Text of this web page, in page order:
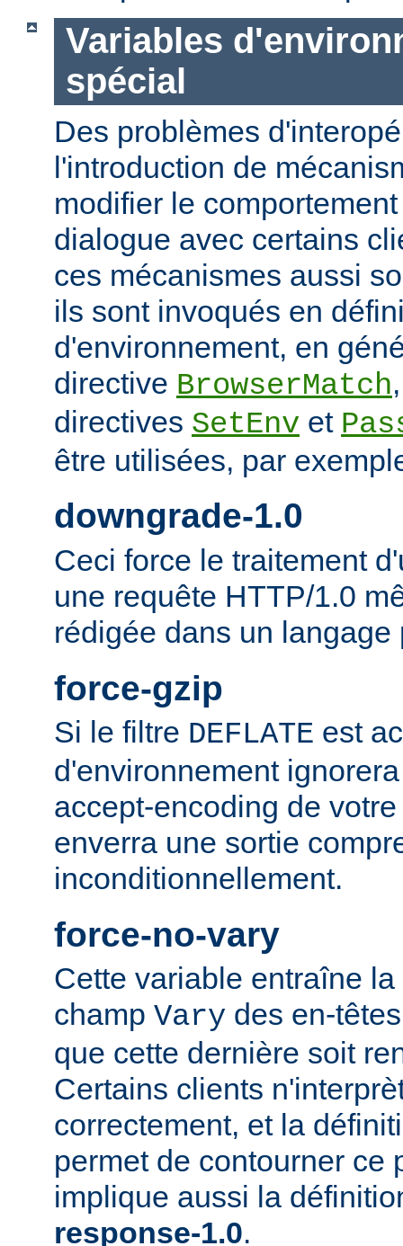
Variables
spécial
Des problèmes
l'introduction de
modifier le
dialogue avec certains
ces mécanismes aussi
ils sont invoqués en
d'environnement, en
directive BrowserMatch
directives SetEnv et
être utilisées, par
downgrade-1.0
Ceci force le traitement
une requête HTTP/1.0
rédigée dans un langage
force-gzip
Si le filtre DEFLATE est
d'environnement
accept-encoding de
enverra une sortie
inconditionnellement.
force-no-vary
Cette variable entraîne
champ Vary des en-
que cette dernière soit
Certains clients
correctement, et la
permet de contourner ce
implique aussi la
response-1.0.